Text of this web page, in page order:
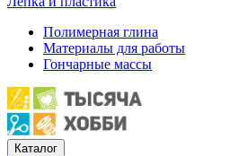
Полимерная глина
Материалы для работы
Гончарные массы
Каталог